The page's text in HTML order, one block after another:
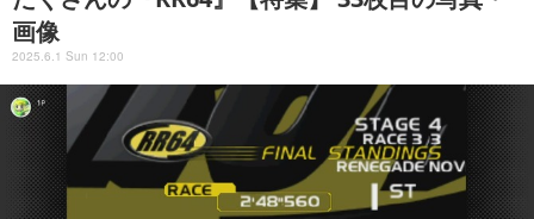
画像
2025.6.1 Sun 12:00